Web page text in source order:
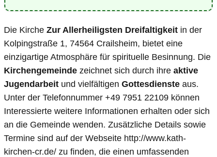
Die Kirche Zur Allerheiligsten Dreifaltigkeit in der
Kolpingstraße 1, 74564 Crailsheim, bietet eine
einzigartige Atmosphäre für spirituelle Besinnung. Die
Kirchengemeinde zeichnet sich durch ihre aktive
Jugendarbeit und vielfältigen Gottesdienste aus.
Unter der Telefonnummer +49 7951 22109 können
Interessierte weitere Informationen erhalten oder sich
an die Gemeinde wenden. Zusätzliche Details sowie
Termine sind auf der Webseite http://www.kath-
kirchen-cr.de/ zu finden, die einen umfassenden